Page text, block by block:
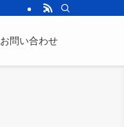
お問い合わせ